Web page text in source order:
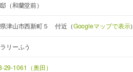
（和蘭堂前）
津山市西新町５ 付近（Googleマップで表示）
リーふう
29-1061（奥田）